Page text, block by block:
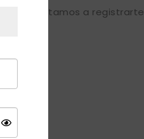
te invitamos a registrarte